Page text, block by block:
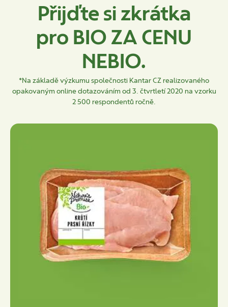
Přijďte si zkrátka
pro BIO ZA CENU
NEBIO.
*Na základě výzkumu společnosti Kantar CZ realizovaného
opakovaným online dotazováním od 3. čtvrtletí 2020 na vzorku
2 500 respondentů ročně.